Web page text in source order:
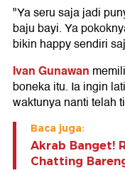
"Ya seru saja jadi
baju bayi. Ya
bikin happy sendiri
Ivan Gunawan
boneka itu. Ia ingin
waktunya nanti telah
Baca juga:
Akrab Banget!
Chatting